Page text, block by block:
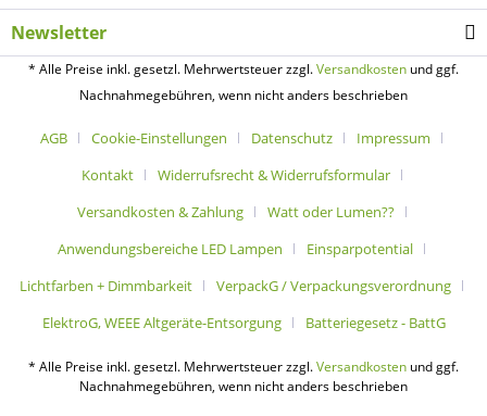
Newsletter
* Alle Preise inkl. gesetzl. Mehrwertsteuer zzgl.Versandkosten und ggf.
Nachnahmegebühren, wenn nicht anders beschrieben
AGB Cookie-Einstellungen Datenschutz
Impressum
Kontakt
Widerrufsrecht & Widerrufsformular
Versandkosten & Zahlung
Watt oder Lumen??
Anwendungsbereiche LED Lampen
Einsparpotential
Lichtfarben + Dimmbarkeit
VerpackG / Verpackungsverordnung
ElektroG, WEEE Altgeräte-Entsorgung
Batteriegesetz - BattG
* Alle Preise inkl. gesetzl. Mehrwertsteuer zzgl.Versandkosten und ggf.
Nachnahmegebühren, wenn nicht anders beschrieben